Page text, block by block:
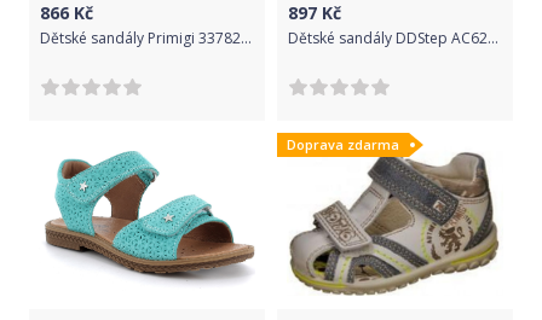
866 Kč
Dětské sandály Primigi 3378222 (24) - Primigi
897 Kč
Dětské sandály DDStep AC625-5013A (21) - DDstep s.r.o.
Doprava zdarma